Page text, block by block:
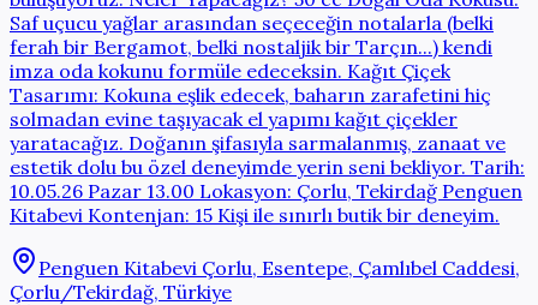
Saf uçucu yağlar arasından seçeceğin notalarla (belki
ferah bir Bergamot, belki nostaljik bir Tarçın...) kendi
imza oda kokunu formüle edeceksin. Kağıt Çiçek
Tasarımı: Kokuna eşlik edecek, baharın zarafetini hiç
solmadan evine taşıyacak el yapımı kağıt çiçekler
yaratacağız. Doğanın şifasıyla sarmalanmış, zanaat ve
estetik dolu bu özel deneyimde yerin seni bekliyor. Tarih:
10.05.26 Pazar 13.00 Lokasyon: Çorlu, Tekirdağ Penguen
Kitabevi Kontenjan: 15 Kişi ile sınırlı butik bir deneyim.
Penguen Kitabevi Çorlu, Esentepe, Çamlıbel Caddesi,
Çorlu/Tekirdağ, Türkiye